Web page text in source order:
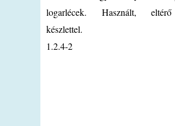
logarlécek. Használt,
készlettel.
1.2.4-2